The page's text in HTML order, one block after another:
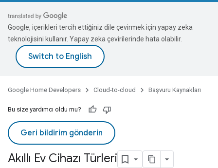
Google, içerikleri tercih ettiğiniz dile çevirmek için yapay zeka
teknolojisini kullanır. Yapay zeka çevirilerinde hata olabilir.
Google Home Developers Cloud-to-cloud Başvuru Kaynakları
Bu size yardımcı oldu mu?
Geri bildirim gönderin
Akıllı Ev Cihazı Türleri